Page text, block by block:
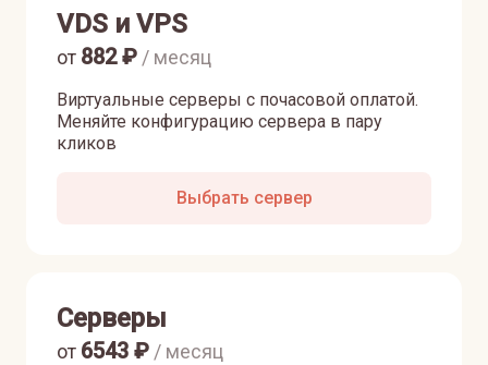
VDS и VPS
Виртуальные серверы с почасовой оплатой.
Меняйте конфигурацию сервера в пару
кликов
от 882₽ / месяц
Выбрать сервер
Серверы
от 6543 ₽ / месяц